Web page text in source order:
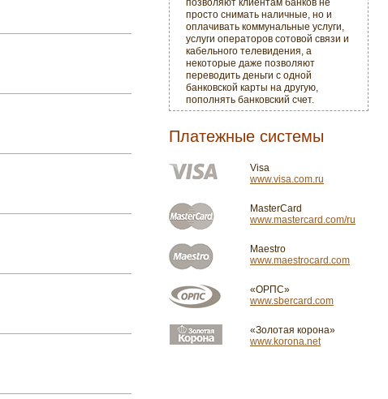
позволяют клиентам банков не
просто снимать наличные, но и
оплачивать коммунальные услуги,
услуги операторов сотовой связи и
кабельного телевидения, а
некоторые даже позволяют
переводить деньги с одной
банковской карты на другую,
пополнять банковский счет.
Платежные системы
Visa
www.visa.com.ru
MasterCard
www.mastercard.com/ru
Maestro
www.maestrocard.com
«ОРПС»
www.sbercard.com
«Золотая корона»
www.korona.net